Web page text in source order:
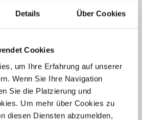
Details Über Cookies
Cookies
um Ihre Erfahrung auf unserer
Wenn Sie Ihre Navigation
Sie die Platzierung und
Um mehr über Cookies zu
diesen Diensten abzumelden,
Kinder haben eher
Die Technik gewährt eine
und lässt
einstellen. In
wird von den Kindern
Hier können sie einfach